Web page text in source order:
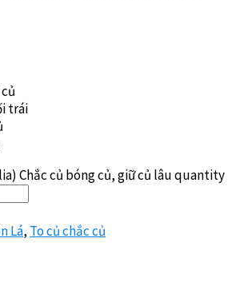
trái
Chắc củ bóng củ, giữ củ lâu quantity
Lá, To củ chắc củ